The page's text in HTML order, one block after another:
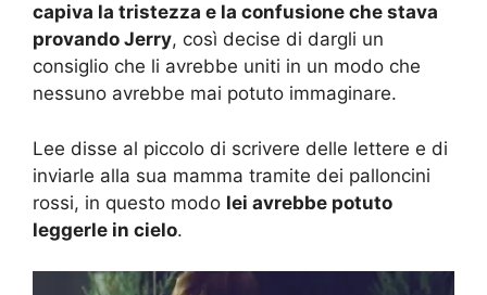
capiva la tristezza e la confusione che stava
provando Jerry, così decise di dargli un
consiglio che li avrebbe uniti in un modo che
nessuno avrebbe mai potuto immaginare.
Lee disse al piccolo di scrivere delle lettere e di
inviarle alla sua mamma tramite dei palloncini
rossi, in questo modo lei avrebbe potuto
leggerle in cielo.